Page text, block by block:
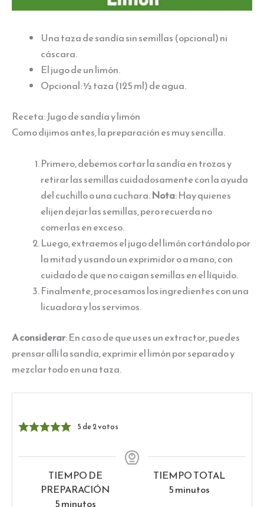
Una taza de sandía sin semillas (opcional) ni
cáscara.
El jugo de un limón.
Opcional: ½ taza (125 ml) de agua.
Receta: Jugo de sandía y limón
Como dijimos antes, la preparación es muy sencilla.
Primero, debemos cortar la sandía en trozos y
retirar las semillas cuidadosamente con la ayuda
del cuchillo o una cuchara.Nota: Hay quienes
elijen dejar las semillas, pero recuerda no
comerlas en exceso.
Luego, extraemos el jugo del limón cortándolo por
la mitad y usando un exprimidor o a mano, con
cuidado de que no caigan semillas en el líquido.
Finalmente, procesamos los ingredientes con una
licuadora y los servimos.
A considerar: En caso de que uses un extractor, puedes
prensar allí la sandía, exprimir el limón por separado y
mezclar todo en una taza.
5de2votos
TIEMPO DE
PREPARACIÓN
5minutos
minutos
TIEMPO TOTAL
5minutos
minutos